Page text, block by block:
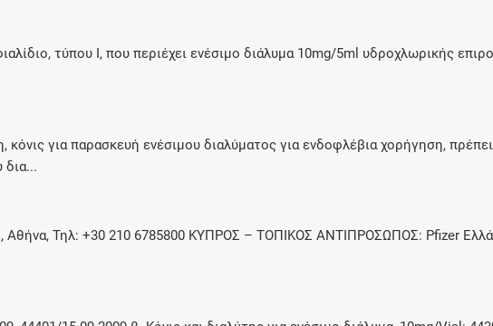
τύπου I, που περιέχει ενέσιμο διάλυμα 10mg/5ml υδροχλωρικής
για παρασκευή ενέσιμου διαλύματος για ενδοφλέβια χορήγηση,
Τηλ: +30 210 6785800 ΚΥΠΡΟΣ – ΤΟΠΙΚΟΣ ΑΝΤΙΠΡΟΣΩΠΟΣ: Pfizer